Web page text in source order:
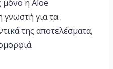
μόνο η Aloe
γνωστή για τα
της αποτελέσματα,